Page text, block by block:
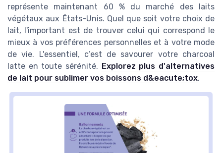
représente maintenant 60 % du marché des laits
végétaux aux États-Unis. Quel que soit votre choix de
lait, l'important est de trouver celui qui correspond le
mieux à vos préférences personnelles et à votre mode
de vie. L'essentiel, c’est de savourer votre charcoal
latte en toute sérénité. Explorez plus d'alternatives
de lait pour sublimer vos boissons d&eacute;tox.